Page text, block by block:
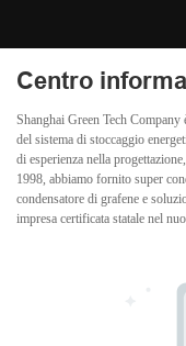
Centro
Shanghai Green Tech
del sistema di stoccaggio
di esperienza nella
1998, abbiamo fornito super
condensatore di grafene e
impresa certificata statale nel